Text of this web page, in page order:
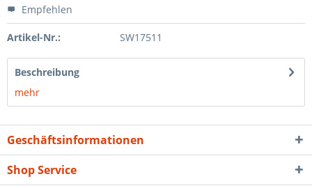
Empfehlen
Artikel-Nr.: SW17511
Beschreibung
mehr
Geschäftsinformationen
Shop Service